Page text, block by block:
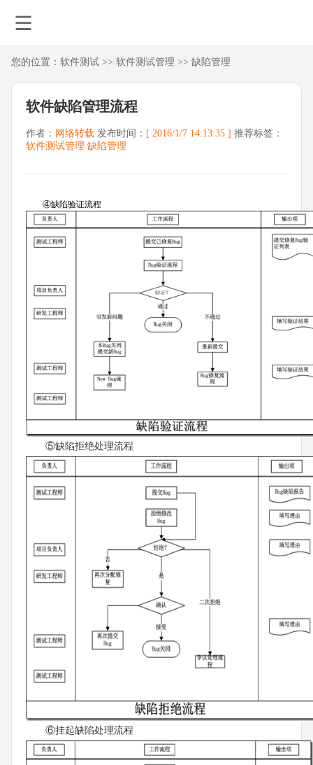
您的位置： 软件测试 >> 软件测试管理 >> 缺陷管理
软件缺陷管理流程
作者： 网络转载 发布时间： [ 2016/1/7 14:13:35 ] 推荐标签：
软件测试管理 缺陷管理
④缺陷验证流程
⑤缺陷拒绝处理流程
⑥挂起缺陷处理流程